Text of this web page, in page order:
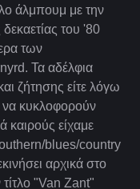
άλμπουμ με την
δεκαετίας του '80
των
Τα αδέλφια
ζήτησης είτε λόγω
κυκλοφορούν
είχαμε
blues/country
αρχικά στο
"Van Zant"